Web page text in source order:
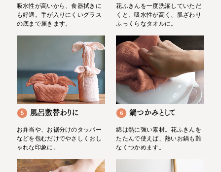
吸水性が高いから、食器拭きに
も好適。手が入りにくいグラス
の底まで届きます。
花ふきんを一度洗濯していただ
くと、吸水性が高く、肌ざわり
ふっくらなタオルに。
5 風呂敷替わりに
お弁当や、お裾分けのタッパー
などを包むだけでやさしくおし
ゃれな印象に。
6 鍋つかみとして
綿は熱に強い素材。花ふきんを
たたんで使えば、熱いお鍋も難
なくつかめます。